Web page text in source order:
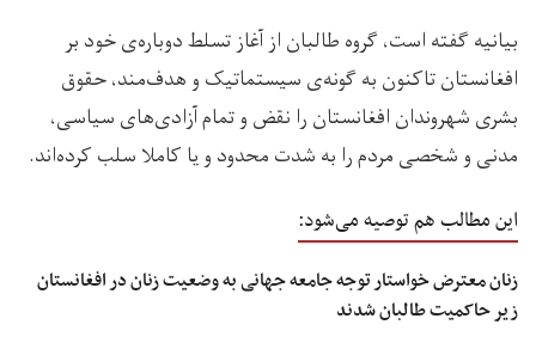
بیانیه گفته است، گروه طالبان از آغاز تسلط دوباره‌ی خود بر
افغانستان تاکنون به گونه‌ی سیستماتیک و هدف‌مند، حقوق
بشری شهروندان افغانستان را نقض و تمام آزادی‌های سیاسی،
مدنی و شخصی مردم را به شدت محدود و یا کاملا سلب کرده‌اند.
این مطالب هم توصیه می‌شود:
زنان معترض خواستار توجه جامعه جهانی به وضعیت زنان در افغانستان
زیر حاکمیت طالبان شدند